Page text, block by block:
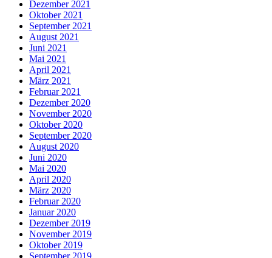
Dezember 2021
Oktober 2021
September 2021
August 2021
Juni 2021
Mai 2021
April 2021
März 2021
Februar 2021
Dezember 2020
November 2020
Oktober 2020
September 2020
August 2020
Juni 2020
Mai 2020
April 2020
März 2020
Februar 2020
Januar 2020
Dezember 2019
November 2019
Oktober 2019
September 2019